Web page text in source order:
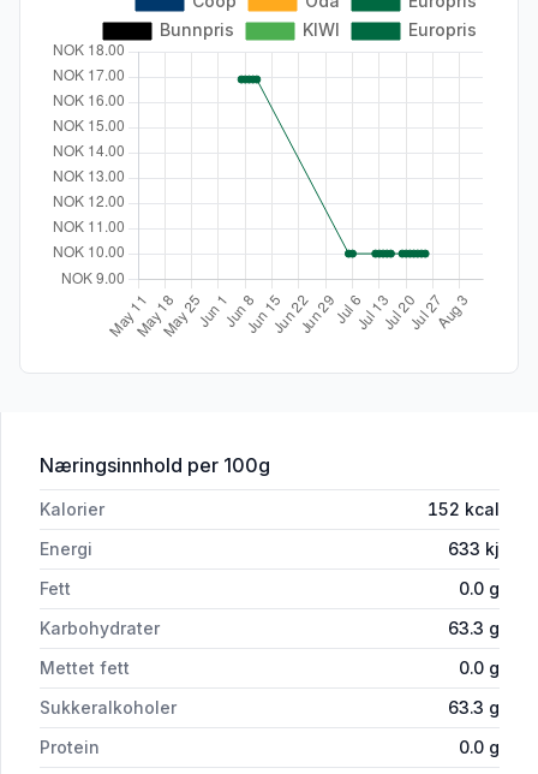
Næringsinnhold for 'Extra Spearmint 14g'
per 100g
Kalorier 152 kcal
Energi
633 kj
Fett
0.0 g
Karbohydrater
63.3 g
Mettet fett
0.0 g
Sukkeralkoholer
63.3 g
Protein
0.0 g